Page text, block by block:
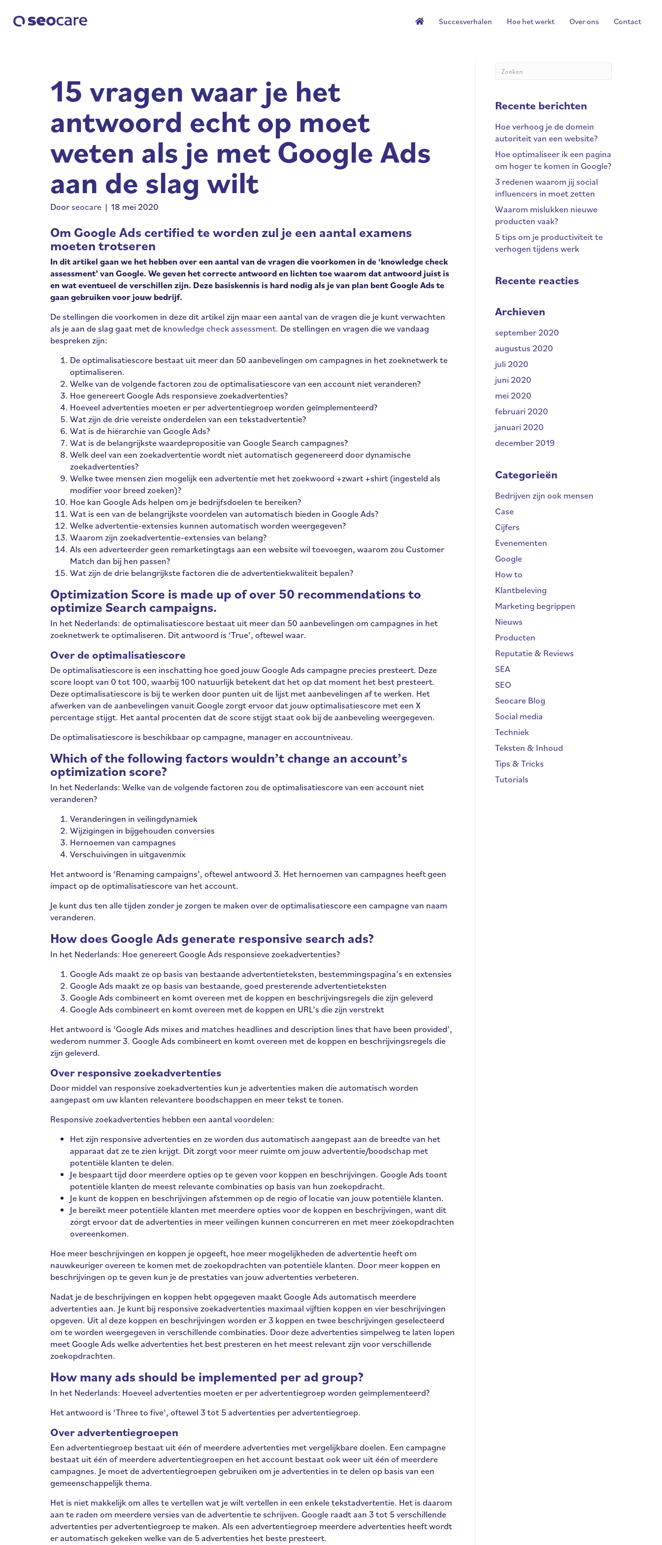
Succesverhalen Hoe het werkt Over ons Contact
15 vragen waar je het
antwoord echt op moet
weten als je met Google Ads
aan de slag wilt
Doorseocare | 18 mei 2020
Om Google Ads certified te worden zul je een aantal examens
moeten trotseren
In dit artikel gaan we het hebben over een aantal van de vragen die voorkomen in de ‘knowledge check
assessment’ van Google. We geven het correcte antwoord en lichten toe waarom dat antwoord juist is
en wat eventueel de verschillen zijn. Deze basiskennis is hard nodig als je van plan bent Google Ads te
gaan gebruiken voor jouw bedrijf.
De stellingen die voorkomen in deze dit artikel zijn maar een aantal van de vragen die je kunt verwachten
als je aan de slag gaat met de knowledge check assessment. De stellingen en vragen die we vandaag
bespreken zijn:
De optimalisatiescore bestaat uit meer dan 50 aanbevelingen om campagnes in het zoeknetwerk te
optimaliseren.
Welke van de volgende factoren zou de optimalisatiescore van een account niet veranderen?
Hoe genereert Google Ads responsieve zoekadvertenties?
Hoeveel advertenties moeten er per advertentiegroep worden geïmplementeerd?
Wat zijn de drie vereiste onderdelen van een tekstadvertentie?
Wat is de hiërarchie van Google Ads?
Wat is de belangrijkste waardepropositie van Google Search campagnes?
Welk deel van een zoekadvertentie wordt niet automatisch gegenereerd door dynamische
zoekadvertenties?
Welke twee mensen zien mogelijk een advertentie met het zoekwoord +zwart +shirt (ingesteld als
modifier voor breed zoeken)?
Hoe kan Google Ads helpen om je bedrijfsdoelen te bereiken?
Wat is een van de belangrijkste voordelen van automatisch bieden in Google Ads?
Welke advertentie-extensies kunnen automatisch worden weergegeven?
Waarom zijn zoekadvertentie-extensies van belang?
Als een adverteerder geen remarketingtags aan een website wil toevoegen, waarom zou Customer
Match dan bij hen passen?
Wat zijn de drie belangrijkste factoren die de advertentiekwaliteit bepalen?
Optimization Score is made up of over 50 recommendations to
optimize Search campaigns.
In het Nederlands: de optimalisatiescore bestaat uit meer dan 50 aanbevelingen om campagnes in het
zoeknetwerk te optimaliseren. Dit antwoord is ‘True’, oftewel waar.
Over de optimalisatiescore
De optimalisatiescore is een inschatting hoe goed jouw Google Ads campagne precies presteert. Deze
score loopt van 0 tot 100, waarbij 100 natuurlijk betekent dat het op dat moment het best presteert.
Deze optimalisatiescore is bij te werken door punten uit de lijst met aanbevelingen af te werken. Het
afwerken van de aanbevelingen vanuit Google zorgt ervoor dat jouw optimalisatiescore met een X
percentage stijgt. Het aantal procenten dat de score stijgt staat ook bij de aanbeveling weergegeven.
De optimalisatiescore is beschikbaar op campagne, manager en accountniveau.
Which of the following factors wouldn’t change an account’s
optimization score?
In het Nederlands: Welke van de volgende factoren zou de optimalisatiescore van een account niet
veranderen?
Veranderingen in veilingdynamiek
Wijzigingen in bijgehouden conversies
Hernoemen van campagnes
Verschuivingen in uitgavenmix
Het antwoord is ‘Renaming campaigns’, oftewel antwoord 3. Het hernoemen van campagnes heeft geen
impact op de optimalisatiescore van het account.
Je kunt dus ten alle tijden zonder je zorgen te maken over de optimalisatiescore een campagne van naam
veranderen.
How does Google Ads generate responsive search ads?
In het Nederlands: Hoe genereert Google Ads responsieve zoekadvertenties?
Google Ads maakt ze op basis van bestaande advertentieteksten, bestemmingspagina’s en extensies
Google Ads maakt ze op basis van bestaande, goed presterende advertentieteksten
Google Ads combineert en komt overeen met de koppen en beschrijvingsregels die zijn geleverd
Google Ads combineert en komt overeen met de koppen en URL’s die zijn verstrekt
Het antwoord is ‘Google Ads mixes and matches headlines and description lines that have been provided’,
wederom nummer 3. Google Ads combineert en komt overeen met de koppen en beschrijvingsregels die
zijn geleverd.
Over responsive zoekadvertenties
Door middel van responsive zoekadvertenties kun je advertenties maken die automatisch worden
aangepast om uw klanten relevantere boodschappen en meer tekst te tonen.
Responsive zoekadvertenties hebben een aantal voordelen:
Het zijn responsive advertenties en ze worden dus automatisch aangepast aan de breedte van het
apparaat dat ze te zien krijgt. Dit zorgt voor meer ruimte om jouw advertentie/boodschap met
potentiële klanten te delen.
Je bespaart tijd door meerdere opties op te geven voor koppen en beschrijvingen. Google Ads toont
potentiële klanten de meest relevante combinaties op basis van hun zoekopdracht.
Je kunt de koppen en beschrijvingen afstemmen op de regio of locatie van jouw potentiële klanten.
Je bereikt meer potentiële klanten met meerdere opties voor de koppen en beschrijvingen, want dit
zorgt ervoor dat de advertenties in meer veilingen kunnen concurreren en met meer zoekopdrachten
overeenkomen.
Hoe meer beschrijvingen en koppen je opgeeft, hoe meer mogelijkheden de advertentie heeft om
nauwkeuriger overeen te komen met de zoekopdrachten van potentiële klanten. Door meer koppen en
beschrijvingen op te geven kun je de prestaties van jouw advertenties verbeteren.
Nadat je de beschrijvingen en koppen hebt opgegeven maakt Google Ads automatisch meerdere
advertenties aan. Je kunt bij responsive zoekadvertenties maximaal vijftien koppen en vier beschrijvingen
opgeven. Uit al deze koppen en beschrijvingen worden er 3 koppen en twee beschrijvingen geselecteerd
om te worden weergegeven in verschillende combinaties. Door deze advertenties simpelweg te laten lopen
meet Google Ads welke advertenties het best presteren en het meest relevant zijn voor verschillende
zoekopdrachten.
How many ads should be implemented per ad group?
In het Nederlands: Hoeveel advertenties moeten er per advertentiegroep worden geïmplementeerd?
Het antwoord is ‘Three to five’, oftewel 3 tot 5 advertenties per advertentiegroep.
Over advertentiegroepen
Een advertentiegroep bestaat uit één of meerdere advertenties met vergelijkbare doelen. Een campagne
bestaat uit één of meerdere advertentiegroepen en het account bestaat ook weer uit één of meerdere
campagnes. Je moet de advertentiegroepen gebruiken om je advertenties in te delen op basis van een
gemeenschappelijk thema.
Het is niet makkelijk om alles te vertellen wat je wilt vertellen in een enkele tekstadvertentie. Het is daarom
aan te raden om meerdere versies van de advertentie te schrijven. Google raadt aan 3 tot 5 verschillende
advertenties per advertentiegroep te maken. Als een advertentiegroep meerdere advertenties heeft wordt
er automatisch gekeken welke van de 5 advertenties het beste presteert.
Recente berichten
Hoe verhoog je de domein
autoriteit van een website?
Hoe optimaliseer ik een pagina
om hoger te komen in Google?
3 redenen waarom jij social
influencers in moet zetten
Waarom mislukken nieuwe
producten vaak?
5 tips om je productiviteit te
verhogen tijdens werk
Recente reacties
Archieven
september 2020
augustus 2020
juli 2020
juni 2020
mei 2020
februari 2020
januari 2020
december 2019
Categorieën
Bedrijven zijn ook mensen
Case
Cijfers
Evenementen
Google
How to
Klantbeleving
Marketing begrippen
Nieuws
Producten
Reputatie & Reviews
SEA
SEO
Seocare Blog
Social media
Techniek
Teksten & Inhoud
Tips & Tricks
Tutorials